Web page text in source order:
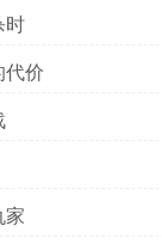
时
价
家